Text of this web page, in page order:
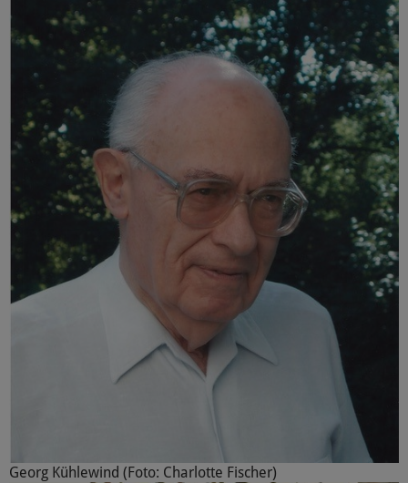
Georg Kühlewind (Foto: Charlotte Fischer)